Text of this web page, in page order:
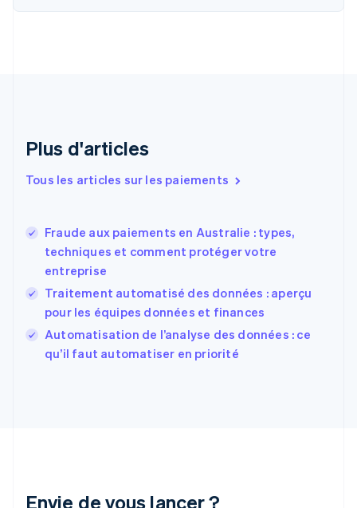
Plus d'articles
Tous les articles sur les paiements
Fraude aux paiements en Australie : types,
techniques et comment protéger votre
entreprise
Traitement automatisé des données : aperçu
pour les équipes données et finances
Automatisation de l’analyse des données : ce
qu’il faut automatiser en priorité
Envie de vous lancer ?
Espagne
Estonie
EnglishEspañol简体中文
Finlande
EnglishSvenska
Français English
Gibraltar
English
Grèce
English